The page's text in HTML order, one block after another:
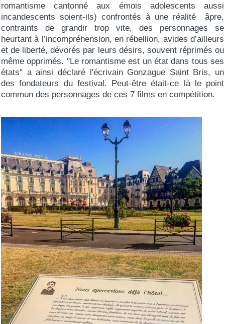
romantisme cantonné aux émois adolescents aussi
incandescents soient-ils) confrontés à une réalité âpre,
contraints de grandir trop vite, des personnages se
heurtant à l’incompréhension, en rébellion, avides d’ailleurs
et de liberté, dévorés par leurs désirs, souvent réprimés ou
même opprimés. "Le romantisme est un état dans tous ses
états" a ainsi déclaré l'écrivain Gonzague Saint Bris, un
des fondateurs du festival. Peut-être était-ce là le point
commun des personnages de ces 7 films en compétition.